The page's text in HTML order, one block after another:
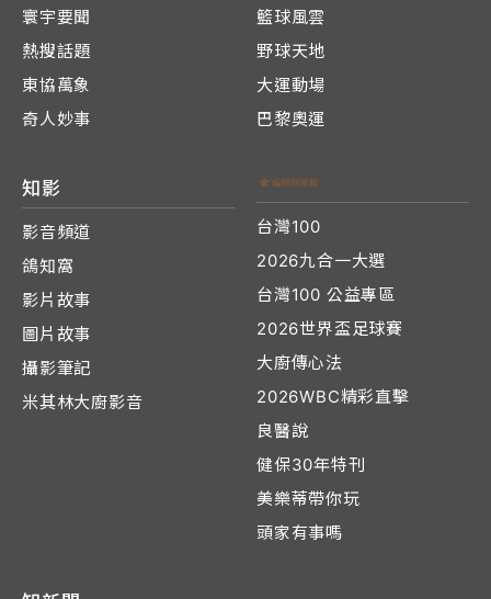
寰宇要聞
熱搜話題
東協萬象
奇人妙事
籃球風雲
野球天地
大運動場
巴黎奧運
知影
影音頻道
鴿知窩
影片故事
圖片故事
攝影筆記
米其林大廚影音
台灣100
2026九合一大選
台灣100 公益專區
2026世界盃足球賽
大廚傳心法
2026WBC精彩直擊
良醫說
健保30年特刊
美樂蒂帶你玩
頭家有事嗎